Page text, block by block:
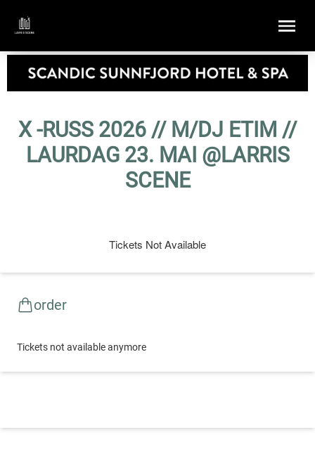
X -RUSS 2026 // M/DJ ETIM //
LAURDAG 23. MAI @LARRIS
SCENE
Tickets Not Available
order
Tickets not available anymore